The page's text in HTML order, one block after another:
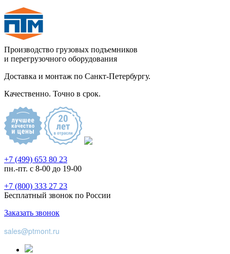
Производство грузовых подъемников
и перегрузочного оборудования
Доставка и монтаж по Санкт-Петербургу.
Качественно. Точно в срок.
+7 (499) 653 80 23
пн.-пт. с 8-00 до 19-00
+7 (800) 333 27 23
Бесплатный звонок по России
Заказать звонок
sales@ptmont.ru